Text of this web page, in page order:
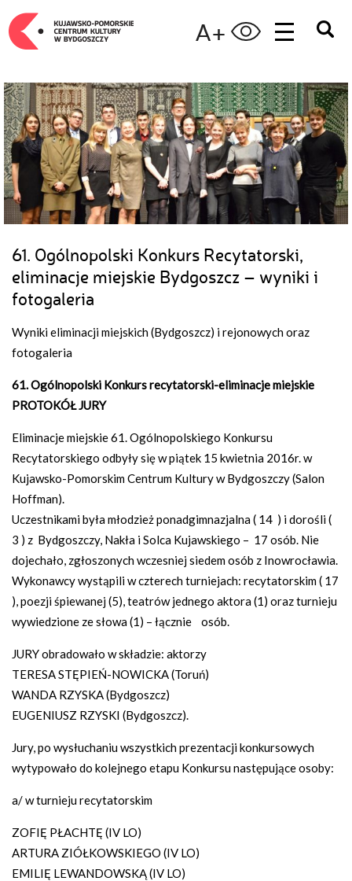
A+
61. Ogólnopolski Konkurs Recytatorski,
eliminacje miejskie Bydgoszcz – wyniki i
fotogaleria
Wyniki eliminacji miejskich (Bydgoszcz) i rejonowych oraz
fotogaleria
61. Ogólnopolski Konkurs recytatorski-eliminacje miejskie
PROTOKÓŁ JURY
Eliminacje miejskie 61. Ogólnopolskiego Konkursu
Recytatorskiego odbyły się w piątek 15 kwietnia 2016r. w
Kujawsko-Pomorskim Centrum Kultury w Bydgoszczy (Salon
Hoffman).
Uczestnikami była młodzież ponadgimnazjalna ( 14 ) i dorośli (
3 ) z Bydgoszczy, Nakła i Solca Kujawskiego – 17 osób. Nie
dojechało, zgłoszonych wczesniej siedem osób z Inowrocławia.
Wykonawcy wystąpili w czterech turniejach: recytatorskim ( 17
), poezji śpiewanej (5), teatrów jednego aktora (1) oraz turnieju
wywiedzione ze słowa (1) – łącznie osób.
JURY obradowało w składzie: aktorzy
TERESA STĘPIEŃ-NOWICKA (Toruń)
WANDA RZYSKA (Bydgoszcz)
EUGENIUSZ RZYSKI (Bydgoszcz).
Jury, po wysłuchaniu wszystkich prezentacji konkursowych
wytypowało do kolejnego etapu Konkursu następujące osoby:
a/ w turnieju recytatorskim
ZOFIĘ PŁACHTĘ (IV LO)
ARTURA ZIÓŁKOWSKIEGO (IV LO)
EMILIĘ LEWANDOWSKĄ (IV LO)